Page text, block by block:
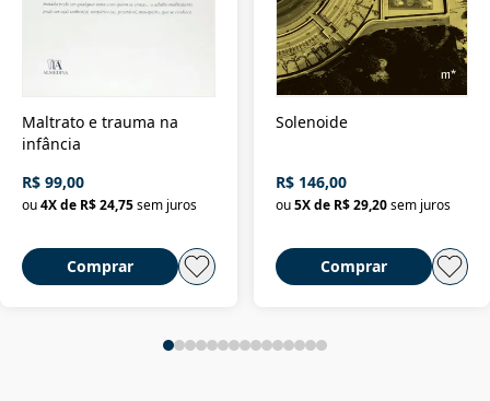
Maltrato e trauma na
infância
R$ 99,00
ou4X de R$ 24,75sem juros
Comprar
Solenoide
R$ 146,00
ou 5X de R$ 29,20 sem juros
Comprar